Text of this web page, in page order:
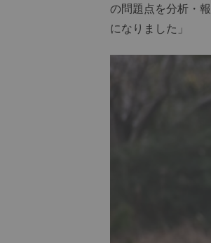
の問題点を分析・
になりました」